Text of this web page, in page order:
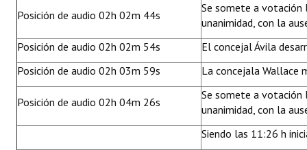
Posición de audio 02h 02m 44s
Se somete a votación
unanimidad, con la
Posición de audio 02h 02m 54s
El concejal Ávila
Posición de audio 02h 03m 59s
La concejala Wallace
Posición de audio 02h 04m 26s
Se somete a votación
unanimidad, con la
Siendo las 11:26 h